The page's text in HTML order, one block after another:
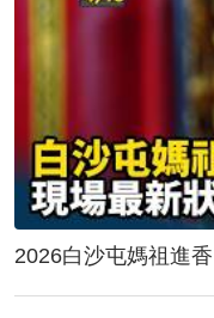
2026白沙屯媽祖進